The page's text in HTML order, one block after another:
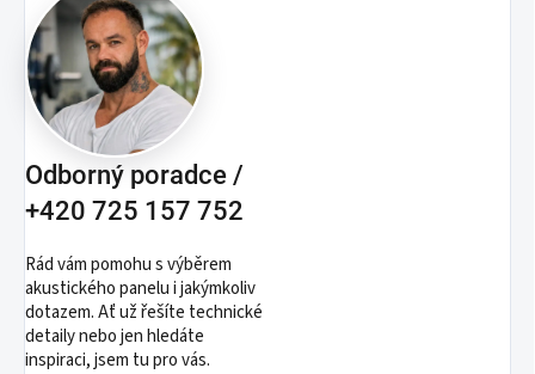
Odborný poradce /
+420 725 157 752
Rád vám pomohu s výběrem
akustického panelu i jakýmkoliv
dotazem. Ať už řešíte technické
detaily nebo jen hledáte
inspiraci, jsem tu pro vás.